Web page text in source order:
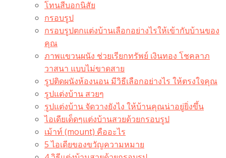
โทนสีบอกนิสัย
กรอบรูป
กรอบรูปตกแต่งบ้านเลือกอย่างไรให้เข้ากับบ้านของ
คุณ
ภาพแขวนผนัง ช่วยเรียกทรัพย์ เงินทอง โชคลาภ
วาสนา แบบไม่ขาดสาย
รูปติดผนังห้องนอน มีวิธีเลือกอย่างไร ให้ตรงใจคุณ
รูปแต่งบ้าน สวยๆ
รูปแต่งบ้าน จัดวางยังไง ให้บ้านคุณน่าอยู่ยิ่งขึ้น
ไอเดียเด็ดๆแต่งบ้านสวยด้วยกรอบรูป
เม้าท์ (mount) คืออะไร​
5 ไอเดียของขวัญความหมาย